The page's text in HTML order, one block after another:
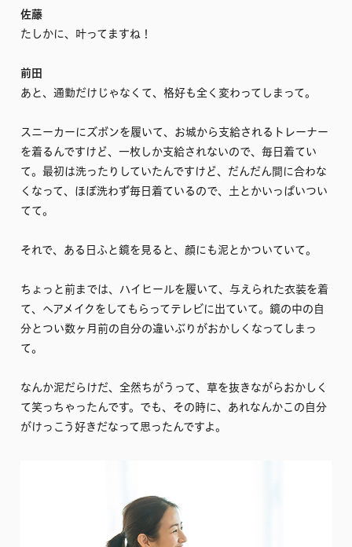
佐藤
たしかに、叶ってますね！
前田
あと、通勤だけじゃなくて、格好も全く変わってしまって。
スニーカーにズボンを履いて、お城から支給されるトレーナー
を着るんですけど、一枚しか支給されないので、毎日着てい
て。最初は洗ったりしていたんですけど、だんだん間に合わな
くなって、ほぼ洗わず毎日着ているので、土とかいっぱいつい
てて。
それで、ある日ふと鏡を見ると、顔にも泥とかついていて。
ちょっと前までは、ハイヒールを履いて、与えられた衣装を着
て、ヘアメイクをしてもらってテレビに出ていて。鏡の中の自
分とつい数ヶ月前の自分の違いぶりがおかしくなってしまっ
て。
なんか泥だらけだ、全然ちがうって、草を抜きながらおかしく
て笑っちゃったんです。でも、その時に、あれなんかこの自分
がけっこう好きだなって思ったんですよ。